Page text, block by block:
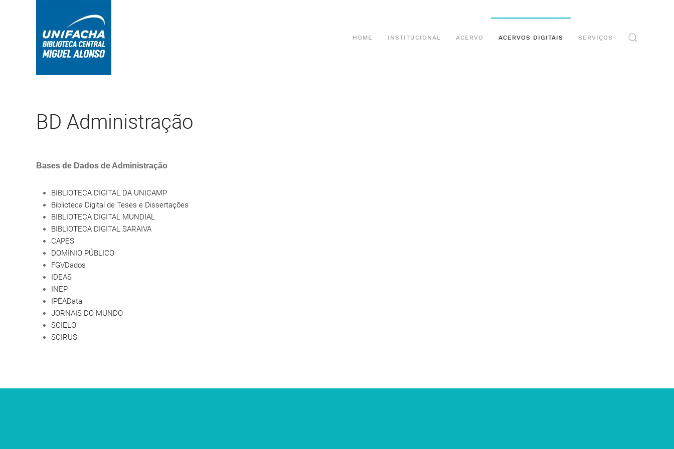
HOME INSTITUCIONAL ACERVO ACERVOS DIGITAIS SERVIÇOS
BD Administração
Bases de Dados de Administração
BIBLIOTECA DIGITAL DA UNICAMP
Biblioteca Digital de Teses e Dissertações
BIBLIOTECA DIGITAL MUNDIAL
BIBLIOTECA DIGITAL SARAIVA
CAPES
DOMÍNIO PÚBLICO
FGVDados
IDEAS
INEP
IPEAData
JORNAIS DO MUNDO
SCIELO
SCIRUS